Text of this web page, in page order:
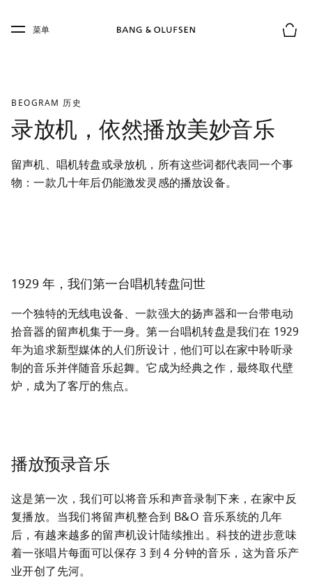
Skip to main footer
菜单
BEOGRAM 历史
录放机，依然播放美妙音乐
留声机、唱机转盘或录放机，所有这些词都代表同一个事
物：一款几十年后仍能激发灵感的播放设备。
1929 年，我们第一台唱机转盘问世
一个独特的无线电设备、一款强大的扬声器和一台带电动
拾音器的留声机集于一身。第一台唱机转盘是我们在 1929
年为追求新型媒体的人们所设计，他们可以在家中聆听录
制的音乐并伴随音乐起舞。它成为经典之作，最终取代壁
炉，成为了客厅的焦点。
播放预录音乐
这是第一次，我们可以将音乐和声音录制下来，在家中反
复播放。当我们将留声机整合到 B&O 音乐系统的几年
后，有越来越多的留声机设计陆续推出。科技的进步意味
着一张唱片每面可以保存 3 到 4 分钟的音乐，这为音乐产
业开创了先河。